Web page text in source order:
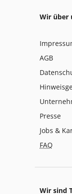
Wir über
AGB
Presse
Jobs &
FAQ
Wir sind